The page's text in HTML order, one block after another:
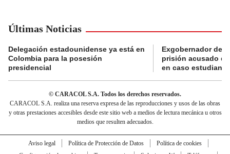
Últimas Noticias
Delegación estadounidense ya está en
Colombia para la posesión
presidencial
Exgobernador de
prisión acusado
en caso
© CARACOL S.A. Todos los derechos reservados.
CARACOL S.A. realiza una reserva expresa de las reproducciones y usos de las obras
y otras prestaciones accesibles desde este sitio web a medios de lectura mecánica u otros
medios que resulten adecuados.
Aviso legal Política de Protección de Datos
Política de cookies